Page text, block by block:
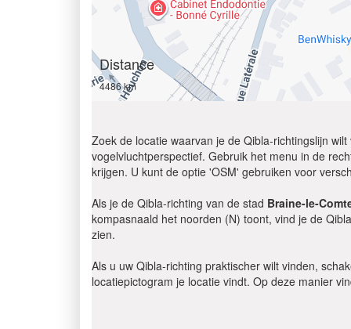
Distance
4486 km
Zoek de locatie waarvan je de Qibla-richtingslijn
vogelvluchtperspectief. Gebruik het menu in de
krijgen. U kunt de optie 'OSM' gebruiken voor
Als je de Qibla-richting van de stad Braine-le-
kompasnaald het noorden (N) toont, vind je de
zien.
Als u uw Qibla-richting praktischer wilt vinden,
locatiepictogram je locatie vindt. Op deze manier